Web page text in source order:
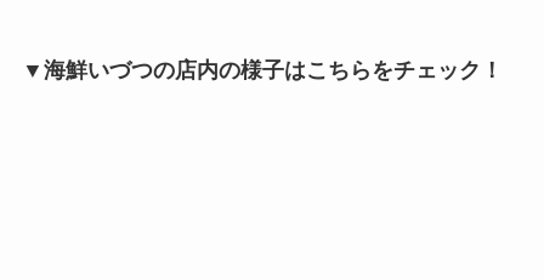
▼海鮮いづつの店内の様子はこちらをチェック！